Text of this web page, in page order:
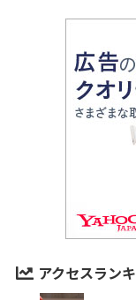
アクセスラン